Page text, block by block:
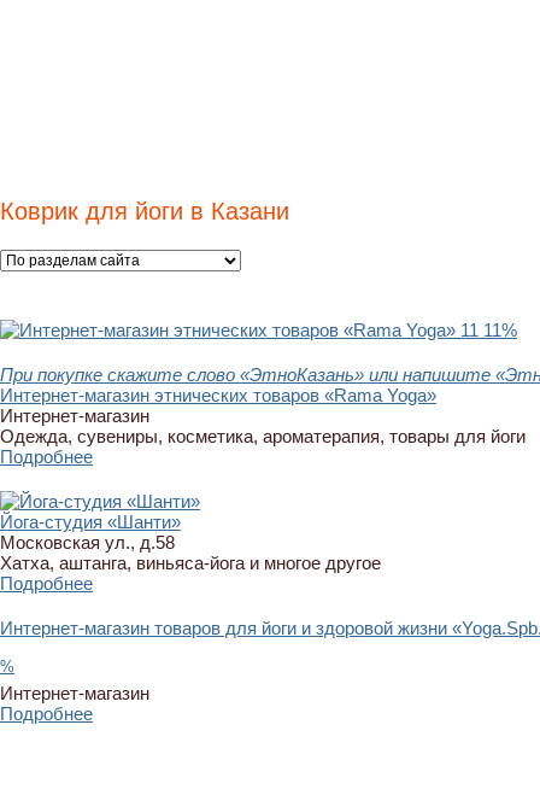
Коврик для йоги в Казани
11 11%
При покупке скажите слово «ЭтноКазань» или напишите
Интернет-магазин этнических товаров «Rama Yoga»
Интернет-магазин
Одежда, сувениры, косметика, ароматерапия, товары для йоги
Подробнее
Йога-студия «Шанти»
Московская ул., д.58
Хатха, аштанга, виньяса-йога и многое другое
Подробнее
Интернет-магазин товаров для йоги и здоровой жизни
%
Интернет-магазин
Подробнее